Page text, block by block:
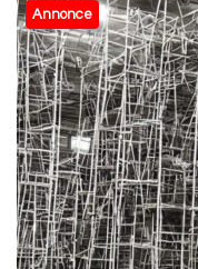
Annonce